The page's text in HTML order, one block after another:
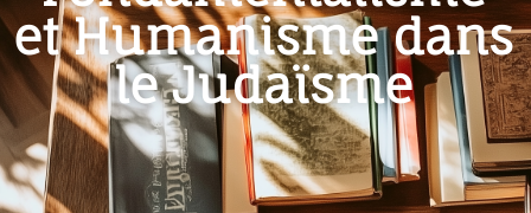
et Humanisme dans
le Judaïsme